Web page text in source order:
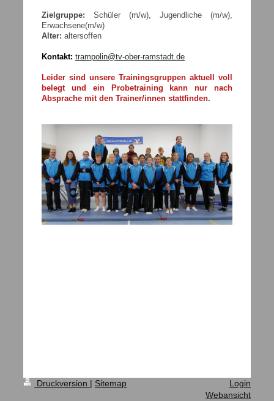
Zielgruppe: Schüler (m/w), Jugendliche (m/w),
Erwachsene(m/w)
Alter: altersoffen
Kontakt: trampolin@tv-ober-ramstadt.de
Leider sind unsere Trainingsgruppen aktuell voll
belegt und ein Probetraining kann nur nach
Absprache mit den Trainer/innen stattfinden.
Druckversion | Sitemap
Login
Webansicht